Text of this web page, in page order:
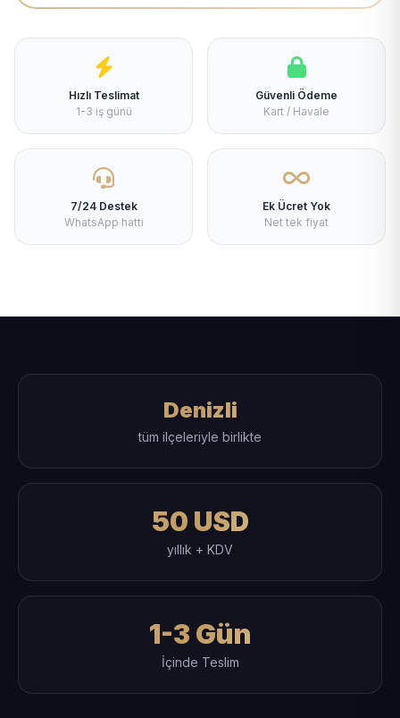
Hızlı Teslimat
1-3 iş günü
Güvenli Ödeme
Kart / Havale
7/24 Destek
WhatsApp hattı
Ek Ücret Yok
Net tek fiyat
Denizli
tüm ilçeleriyle birlikte
50 USD
yıllık + KDV
1-3 Gün
İçinde Teslim